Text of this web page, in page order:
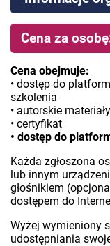
Cena za
Cena obejmuje:
• dostęp do
szkolenia
• autorskie
• certyfikat
• dostęp do
Każda zgłoszona
lub innym
głośnikiem
dostępem do
Wyżej wymieniony
udostępniania